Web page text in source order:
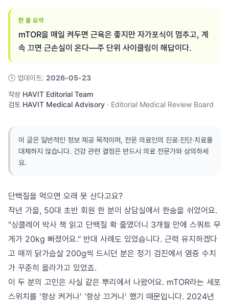
한 줄 요약
mTOR을 매일 켜두면 근육은 좋지만 자가포식이 멈추고, 계
속 끄면 근손실이 온다—주 단위 사이클링이 해답이다.
🕓 업데이트: 2026-05-23
작성 HAVIT Editorial Team·
검토 HAVIT Medical Advisory · Editorial Medical Review Board
이 글은 일반적인 정보 제공 목적이며, 전문 의료인의 진료·진단·치료를
대체하지 않습니다. 건강 관련 결정은 반드시 의료 전문가와 상의하세
요.
단백질을 먹으면 오래 못 산다고요?
작년 가을, 50대 초반 회원 한 분이 상담실에서 한숨을 쉬었어요.
"싱클레어 박사 책 읽고 단백질 확 줄였더니 3개월 만에 스쿼트 무
게가 20kg 빠졌어요." 반대 사례도 있었습니다. 근력 유지하겠다
고 매끼 닭가슴살 200g씩 드시던 분은 정기 검진에서 염증 수치
가 꾸준히 올라가고 있었죠.
이 두 분의 고민은 사실 같은 뿌리에서 나왔어요. mTOR라는 세포
스위치를 '항상 켜거나' '항상 끄거나' 했기 때문입니다. 2024년